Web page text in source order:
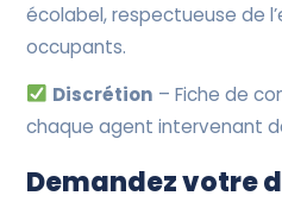
écolabel, respectueuse de
occupants.
Discrétion – Fiche de
chaque agent intervenant
Demandez votre